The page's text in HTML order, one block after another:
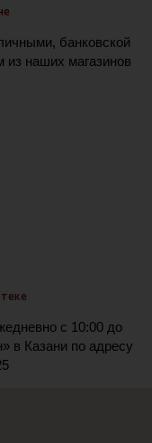
банковской
из наших магазинов
с 10:00 до
в Казани по адресу